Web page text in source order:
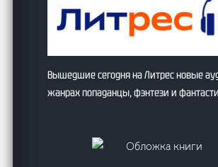
Вышедшие сегодня на Литрес новые
жанрах попаданцы, фэнтези и